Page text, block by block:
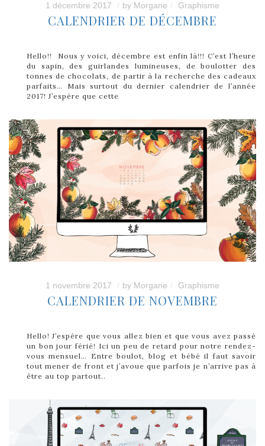
1 décembre 2017 by Morgane Graphisme
CALENDRIER DE DÉCEMBRE
Hello!! Nous y voici, décembre est enfin là!!! C’est l’heure
du sapin, des guirlandes lumineuses, de boulotter des
tonnes de chocolats, de partir à la recherche des cadeaux
parfaits… Mais surtout du dernier calendrier de l’année
2017! J’espère que cette
1 novembre 2017 by Morgane Graphisme
CALENDRIER DE NOVEMBRE
Hello! J’espère que vous allez bien et que vous avez passé
un bon jour férié! Ici un peu de retard pour notre rendez-
vous mensuel… Entre boulot, blog et bébé il faut savoir
tout mener de front et j’avoue que parfois je n’arrive pas à
être au top partout..